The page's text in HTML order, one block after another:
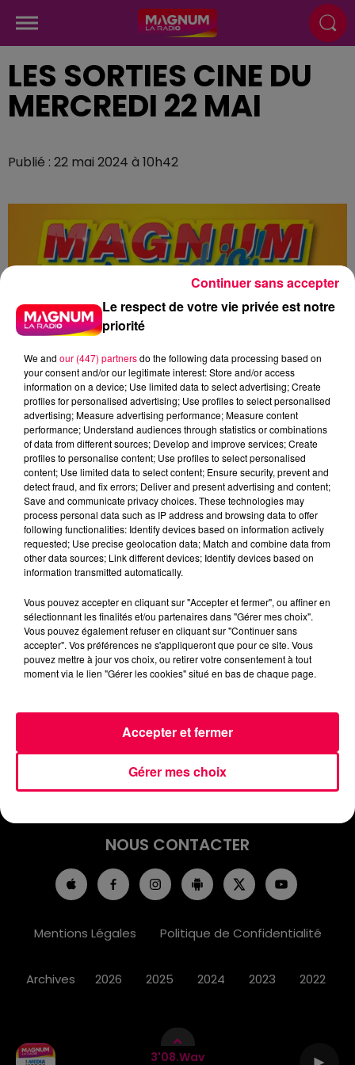
3'08.wav
LES SORTIES CINE DU
MERCREDI 22 MAI
Publié : 22 mai 2024 à 10h42
podcasts/2024/05/Sorties-Cine-22052024.mp3
INFOS
EMISSIONS
JEUX
PODCASTS
NOUS CONTACTER
Mentions Légales Politique de Confidentialité
Archives 2026 2025 2024 2023 2022
Le respect de votre vie privée est notre
priorité
We and our (447) partnersdo the following data processing based on
your consent and/or our legitimate interest: Store and/or access
information on a device; Use limited data to select advertising; Create
profiles for personalised advertising; Use profiles to select personalised
advertising; Measure advertising performance; Measure content
performance; Understand audiences through statistics or combinations
of data from different sources; Develop and improve services; Create
profiles to personalise content; Use profiles to select personalised
content; Use limited data to select content; Ensure security, prevent and
detect fraud, and fix errors; Deliver and present advertising and content;
Save and communicate privacy choices. These technologies may
process personal data such as IP address and browsing data to offer
following functionalities: Identify devices based on information actively
requested; Use precise geolocation data; Match and combine data from
other data sources; Link different devices; Identify devices based on
information transmitted automatically.
Vous pouvez accepter en cliquant sur "Accepter et fermer", ou affiner en
sélectionnant les finalités et/ou partenaires dans "Gérer mes choix".
Vous pouvez également refuser en cliquant sur "Continuer sans
accepter". Vos préférences ne s'appliqueront que pour ce site. Vous
pouvez mettre à jour vos choix, ou retirer votre consentement à tout
moment via le lien "Gérer les cookies" situé en bas de chaque page.
Gérer mes choix
Accepter et fermer
Continuer sans accepter